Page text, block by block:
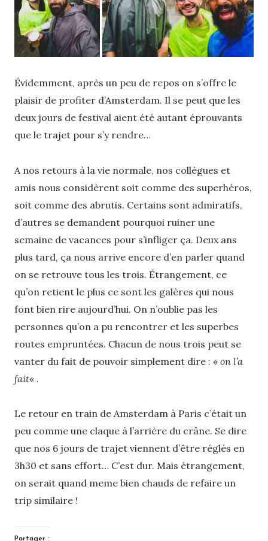
Évidemment, après un peu de repos on s’offre le
plaisir de profiter d’Amsterdam. Il se peut que les
deux jours de festival aient été autant éprouvants
que le trajet pour s’y rendre…
A nos retours à la vie normale, nos collègues et
amis nous considèrent soit comme des superhéros,
soit comme des abrutis. Certains sont admiratifs,
d’autres se demandent pourquoi ruiner une
semaine de vacances pour s’infliger ça. Deux ans
plus tard, ça nous arrive encore d’en parler quand
on se retrouve tous les trois. Étrangement, ce
qu’on retient le plus ce sont les galères qui nous
font bien rire aujourd’hui. On n’oublie pas les
personnes qu’on a pu rencontrer et les superbes
routes empruntées. Chacun de nous trois peut se
vanter du fait de pouvoir simplement dire : « on l’a
fait« .
Le retour en train de Amsterdam à Paris c’était un
peu comme une claque à l’arrière du crâne. Se dire
que nos 6 jours de trajet viennent d’être réglés en
3h30 et sans effort… C’est dur. Mais étrangement,
on serait quand meme bien chauds de refaire un
trip similaire !
Partager :